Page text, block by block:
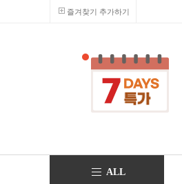
즐겨찾기 추가하기
ALL